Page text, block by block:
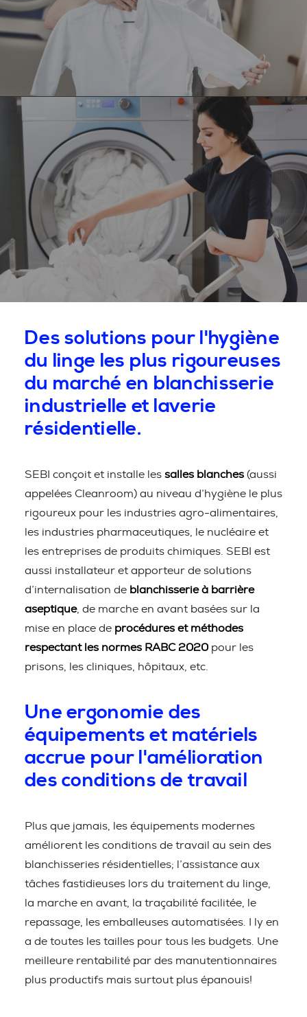
Des solutions pour l'hygiène
du linge les plus rigoureuses
du marché en blanchisserie
industrielle et laverie
résidentielle.
SEBI conçoit et installe les salles blanches (aussi
appelées Cleanroom) au niveau d’hygiène le plus
rigoureux pour les industries agro-alimentaires,
les industries pharmaceutiques, le nucléaire et
les entreprises de produits chimiques. SEBI est
aussi installateur et apporteur de solutions
d’internalisation de blanchisserie à barrière
aseptique, de marche en avant basées sur la
mise en place de procédures et méthodes
respectant les normes RABC 2020 pour les
prisons, les cliniques, hôpitaux, etc.
Une ergonomie des
équipements et matériels
accrue pour l'amélioration
des conditions de travail
Plus que jamais, les équipements modernes
améliorent les conditions de travail au sein des
blanchisseries résidentielles; l’assistance aux
tâches fastidieuses lors du traitement du linge,
la marche en avant, la traçabilité facilitée, le
repassage, les emballeuses automatisées. I ly en
a de toutes les tailles pour tous les budgets. Une
meilleure rentabilité par des manutentionnaires
plus productifs mais surtout plus épanouis!